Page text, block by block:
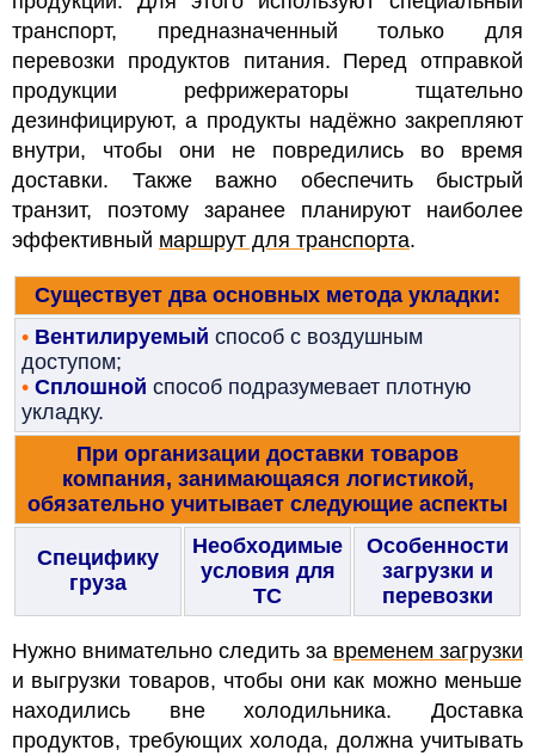
транспорт, предназначенный только для
перевозки продуктов питания. Перед отправкой
продукции рефрижераторы тщательно
дезинфицируют, а продукты надёжно закрепляют
внутри, чтобы они не повредились во время
доставки. Также важно обеспечить быстрый
транзит, поэтому заранее планируют наиболее
эффективный маршрут для транспорта.
Существует два основных метода укладки:
• Вентилируемый способ с воздушным
доступом;
• Сплошной способ подразумевает плотную
укладку.
При организации доставки товаров
компания, занимающаяся логистикой,
обязательно учитывает следующие аспекты
Специфику
груза
Необходимые
условия для
ТС
Особенности
загрузки и
перевозки
Нужно внимательно следить за временем загрузки
и выгрузки товаров, чтобы они как можно меньше
находились вне холодильника. Доставка
продуктов, требующих холода, должна учитывать